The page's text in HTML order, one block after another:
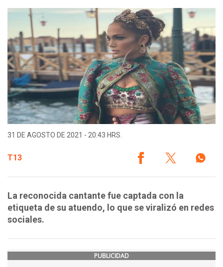
31 DE AGOSTO DE 2021 - 20:43 HRS.
T13
La reconocida cantante fue captada con la
etiqueta de su atuendo, lo que se viralizó en redes
sociales.
PUBLICIDAD